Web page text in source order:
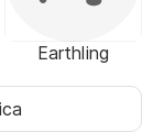
Earthling